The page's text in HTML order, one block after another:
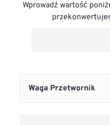
Wprowadź wartość